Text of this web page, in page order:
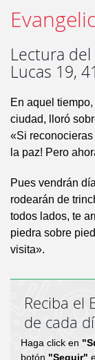
Lectura
Lucas 19,
En aquel
ciudad, lloró
«Si
la paz! Pero
Pues vendrán
rodearán de
todos lados, te
piedra sobre
visita».
Reciba el
de cada
Haga click en
botón "Seguir"